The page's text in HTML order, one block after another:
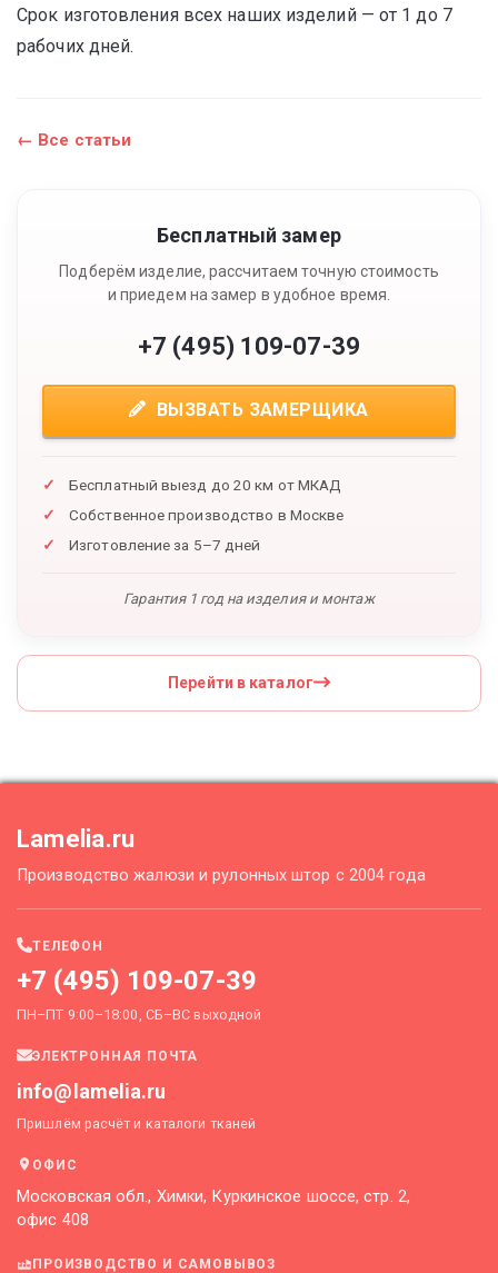
Срок изготовления всех наших изделий — от 1 до 7
рабочих дней.
← Все статьи
Бесплатный замер
Подберём изделие, рассчитаем точную стоимость
и приедем на замер в удобное время.
+7 (495) 109-07-39
ВЫЗВАТЬ ЗАМЕРЩИКА
Бесплатный выезд до 20 км от МКАД
Собственное производство в Москве
Изготовление за 5–7 дней
Гарантия 1 год на изделия и монтаж
Перейти в каталог
Lamelia.ru
Производство жалюзи и рулонных штор с 2004 года
ТЕЛЕФОН
+7 (495) 109-07-39
ПН–ПТ 9:00–18:00, СБ–ВС выходной
ЭЛЕКТРОННАЯ ПОЧТА
info@lamelia.ru
Пришлём расчёт и каталоги тканей
ОФИС
Московская обл., Химки, Куркинское шоссе, стр. 2,
офис 408
ПРОИЗВОДСТВО И САМОВЫВОЗ